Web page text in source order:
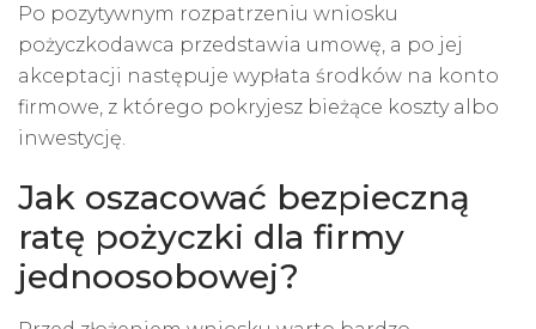
Po pozytywnym rozpatrzeniu wniosku
pożyczkodawca przedstawia umowę, a po jej
akceptacji następuje wypłata środków na konto
firmowe, z którego pokryjesz bieżące koszty albo
inwestycję.
Jak oszacować bezpieczną
ratę pożyczki dla firmy
jednoosobowej?